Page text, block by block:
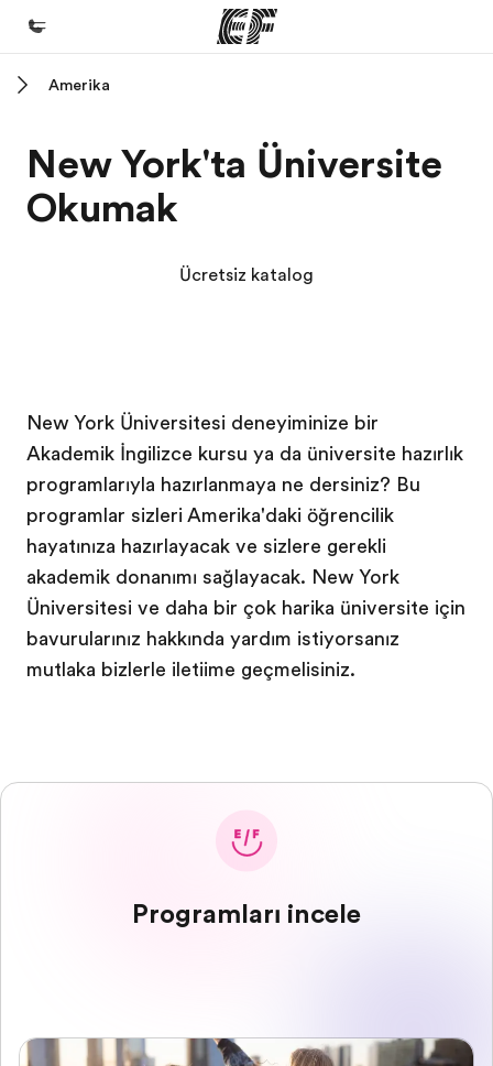
Programlarımız
Tüm programlarımıza göz atın
Kariyer
Ekibimize katılın
Amerika
New York'ta Üniversite
Okumak
Ücretsiz katalog
New York Üniversitesi deneyiminize bir
Akademik İngilizce kursu ya da üniversite hazırlık
programlarıyla hazırlanmaya ne dersiniz? Bu
programlar sizleri Amerika'daki öğrencilik
hayatınıza hazırlayacak ve sizlere gerekli
akademik donanımı sağlayacak. New York
Üniversitesi ve daha bir çok harika üniversite için
başvurularınız hakkında yardım istiyorsanız
mutlaka bizlerle iletişime geçmelisiniz.
Programları incele